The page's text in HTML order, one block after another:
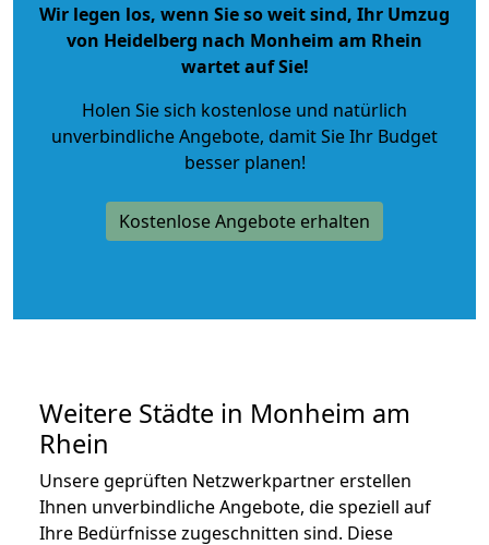
Wir legen los, wenn Sie so weit sind, Ihr Umzug
von Heidelberg nach Monheim am Rhein
wartet auf Sie!
Holen Sie sich kostenlose und natürlich
unverbindliche Angebote, damit Sie Ihr Budget
besser planen!
Kostenlose Angebote erhalten
Weitere Städte in Monheim am
Rhein
Unsere geprüften Netzwerkpartner erstellen
Ihnen unverbindliche Angebote, die speziell auf
Ihre Bedürfnisse zugeschnitten sind. Diese